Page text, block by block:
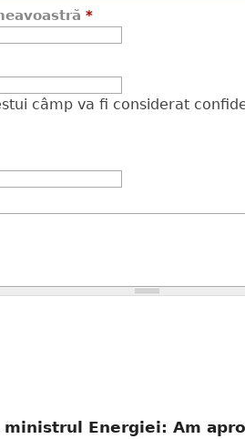
*
câmp va fi considerat
ministrul Energiei: Am